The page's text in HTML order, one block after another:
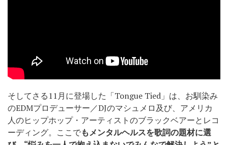
そしてさる11月に登場した「Tongue Tied」は、お馴染み
のEDMプロデューサー／DJのマシュメロ及び、アメリカ
人のヒップホップ・アーティストのブラックベアーとレコ
ーディング。ここでもメンタルヘルスを歌詞の題材に選